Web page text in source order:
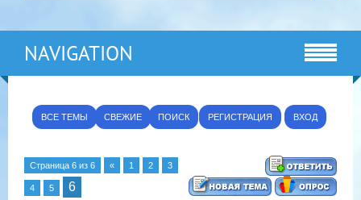
NAVIGATION
ВСЕ ТЕМЫ СВЕЖИЕ ПОИСК РЕГИСТРАЦИЯ ВХОД
Страница 6 из 6 « 1 2 3
4 5
6